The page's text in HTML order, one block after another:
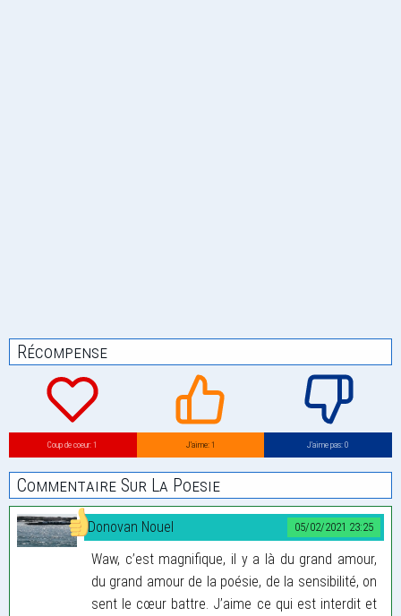
Récompense
Coup de coeur: 1 J’aime: 1 J’aime pas: 0
Commentaire Sur La Poesie
05/02/2021 23:25
Donovan Nouel
Waw, c’est magnifique, il y a là du grand amour,
du grand amour de la poésie, de la sensibilité, on
sent le cœur battre. J’aime ce qui est interdit et